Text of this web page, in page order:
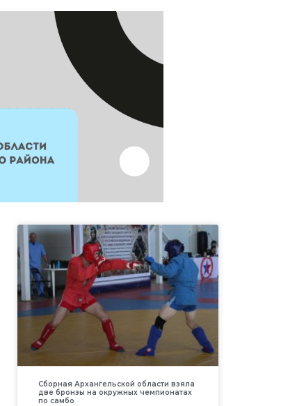
Сборная Архангельской области взяла
две бронзы на окружных чемпионатах
по самбо